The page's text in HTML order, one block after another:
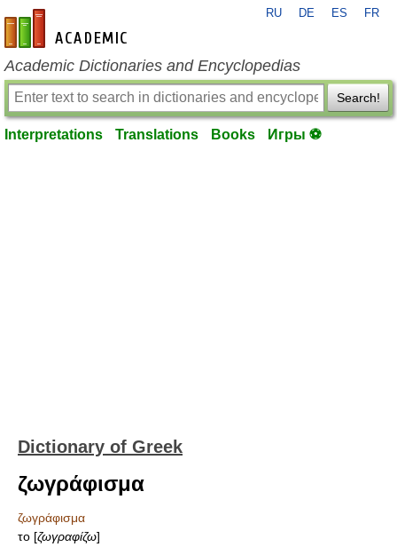
en-academic.com
RU DE ES FR
Academic Dictionaries and Encyclopedias
Search!
Interpretations Translations Books Игры ⚽
Dictionary of Greek
ζωγράφισμα
ζωγράφισμα
το [ζωγραφίζω]